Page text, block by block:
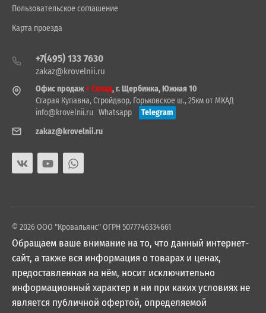
Пользовательское соглашение
Карта проезда
+7(495) 133 7630
zakaz@krovelnii.ru
Офис продаж+ Склад, г. Щербинка, Южная 10
Старая Купавна, Стройдвор, Горьковское ш., 25км от МКАД
info@krovelnii.ru Whatsapp
Telegram
zakaz@krovelnii.ru
© 2026 ООО "Кровальянс" ОГРН 5077746334661
Обращаем ваше внимание на то, что данный интернет-
сайт, а также вся информация о товарах и ценах,
предоставленная на нём, носит исключительно
информационный характер и ни при каких условиях не
является публичной офертой, определяемой